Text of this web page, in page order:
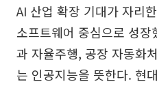
AI 산업 확장 기대가 자리
소프트웨어 중심으로 성
과 자율주행, 공장 자동화
는 인공지능을 뜻한다. 현